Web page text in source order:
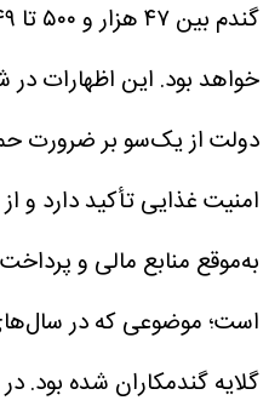
خواهد بود. این اظهارات
دولت از یک‌سو بر ضرورت
امنیت غذایی تأکید دارد و
به‌موقع منابع مالی و
است؛ موضوعی که در
گلایه گندمکاران شده بود.